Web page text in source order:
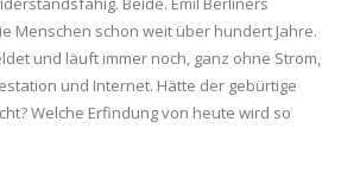
Menschen schon weit über hundert Jahre.
und läuft immer noch, ganz ohne Strom,
und Internet. Hätte der gebürtige
Welche Erfindung von heute wird so